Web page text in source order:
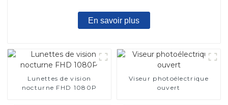
En savoir plus
Lunettes de vision
nocturne FHD 1080P
Viseur photoélectrique
ouvert